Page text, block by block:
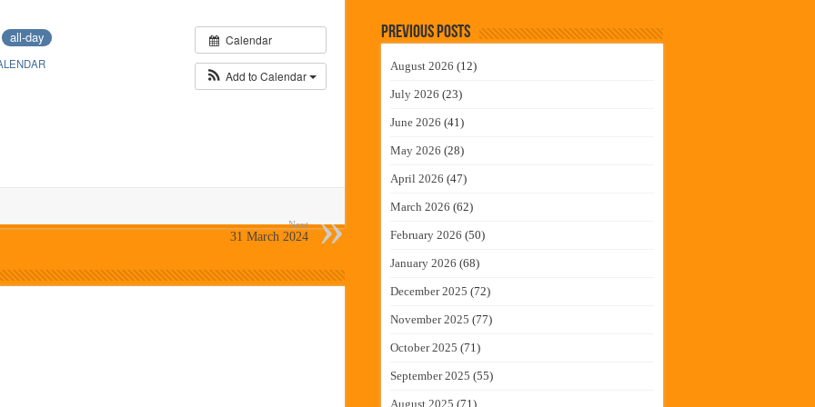
उपक्रम
समाधान शिबिरास पनवेलमध्ये उत्स्फूर्त प्रतिसाद
कामगारांना भरघोस पगारवाढ
Calendar
Add to Calendar
all-day
Next
31 March 2024
Previous Posts
August 2026 (12)
July 2026 (23)
June 2026 (41)
May 2026 (28)
April 2026 (47)
March 2026 (62)
February 2026 (50)
January 2026 (68)
December 2025 (72)
November 2025 (77)
October 2025 (71)
September 2025 (55)
August 2025 (71)